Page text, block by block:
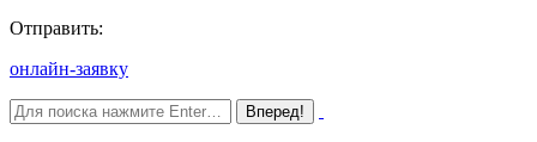
Отправить:
онлайн-заявку